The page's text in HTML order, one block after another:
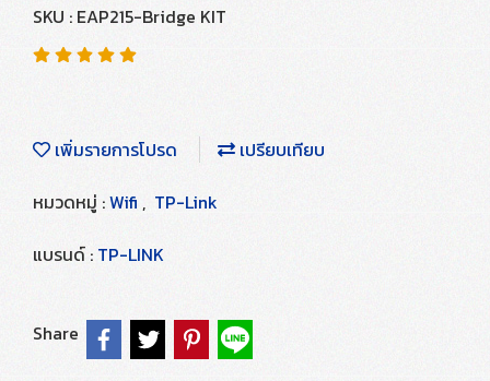
SKU : EAP215-Bridge KIT
เพิ่มรายการโปรด
เปรียบเทียบ
หมวดหมู่ :Wifi , TP-Link
แบรนด์ : TP-LINK
Share